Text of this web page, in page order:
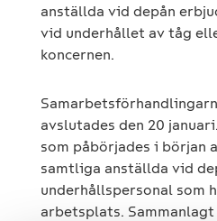
anställda vid depån
vid underhållet av tåg
koncernen.
avslutades den 20
som påbörjades i början
samtliga anställda vid
underhållspersonal som
arbetsplats.